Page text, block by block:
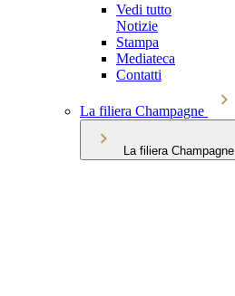
Vedi tutto
Notizie
Stampa
Mediateca
Contatti
La filiera Champagne
La filiera Champagne